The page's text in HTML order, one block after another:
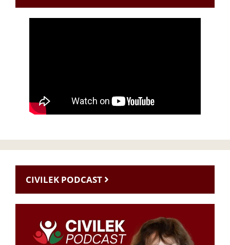
CIVILEK PODCAST